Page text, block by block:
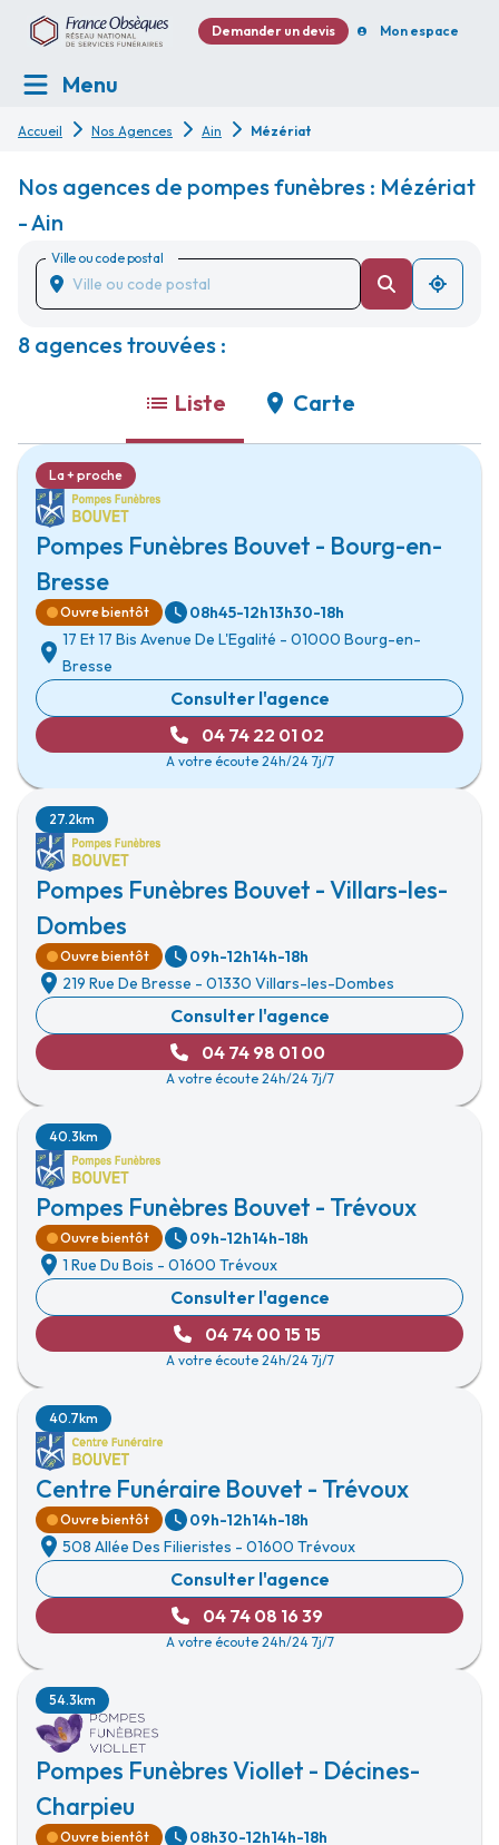
Demander un devis Mon espace
Menu
Accueil Nos Agences Ain Mézériat
Nos agences de pompes funèbres : Mézériat
- Ain
Ville ou code postal
8 agences trouvées :
Liste Carte
Pompes Funèbres Bouvet - Bourg-en-
Bresse
La + proche
Ouvre bientôt 08h45-12h13h30-18h
17 Et 17 Bis Avenue De L'Egalité - 01000 Bourg-en-
Bresse
Consulter l'agence
04 74 22 01 02
A votre écoute 24h/24 7j/7
Pompes Funèbres Bouvet - Villars-les-
Dombes
27.2km
Ouvre bientôt 09h-12h14h-18h
219 Rue De Bresse - 01330 Villars-les-Dombes
Consulter l'agence
04 74 98 01 00
A votre écoute 24h/24 7j/7
Pompes Funèbres Bouvet - Trévoux
40.3km
Ouvre bientôt 09h-12h14h-18h
1 Rue Du Bois - 01600 Trévoux
Consulter l'agence
04 74 00 15 15
A votre écoute 24h/24 7j/7
Centre Funéraire Bouvet - Trévoux
40.7km
Ouvre bientôt 09h-12h14h-18h
508 Allée Des Filieristes - 01600 Trévoux
Consulter l'agence
04 74 08 16 39
A votre écoute 24h/24 7j/7
Pompes Funèbres Viollet - Décines-
Charpieu
54.3km
Ouvre bientôt 08h30-12h14h-18h